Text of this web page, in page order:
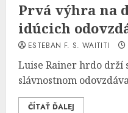
Prvá výhra na
idúcich
ESTEBAN F. S. WAITITI
Luise Rainer hrdo drží
slávnostnom
ČÍTAŤ ĎALEJ